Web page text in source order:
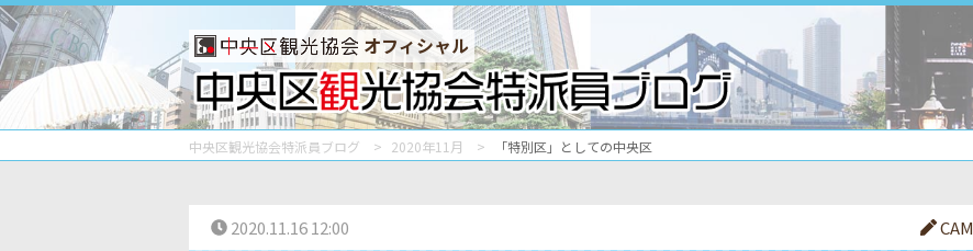
オフィシャル
中央区観光協会特派員ブログ 2020年11月 「特別区」としての中央区
2020.11.16 12:00 CAM